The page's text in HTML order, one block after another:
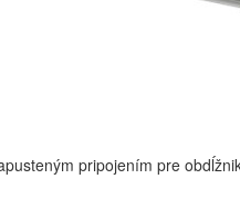
pripojením pre